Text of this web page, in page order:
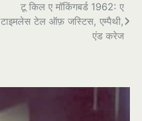
टू किल ए मॉकिंगबर्ड 1962: ए
टाइमलेस टेल ऑफ़ जस्टिस, एम्पैथी,
एंड करेज